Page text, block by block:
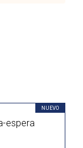
NUEVO
espera